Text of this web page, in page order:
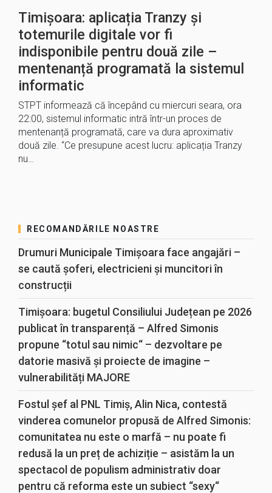
Timișoara: aplicația Tranzy și
totemurile digitale vor fi
indisponibile pentru două zile –
mentenanță programată la sistemul
informatic
STPT informează că începând cu miercuri seara, ora
22:00, sistemul informatic intră într-un proces de
mentenanță programată, care va dura aproximativ
două zile. “Ce presupune acest lucru: aplicația Tranzy
nu…
RECOMANDĂRILE NOASTRE
Drumuri Municipale Timișoara face angajări –
se caută șoferi, electricieni și muncitori în
construcții
Timișoara: bugetul Consiliului Județean pe 2026
publicat în transparență – Alfred Simonis
propune “totul sau nimic“ – dezvoltare pe
datorie masivă și proiecte de imagine –
vulnerabilități MAJORE
Fostul șef al PNL Timiș, Alin Nica, contestă
vinderea comunelor propusă de Alfred Simonis:
comunitatea nu este o marfă – nu poate fi
redusă la un preț de achiziție – asistăm la un
spectacol de populism administrativ doar
pentru că reforma este un subiect “sexy“